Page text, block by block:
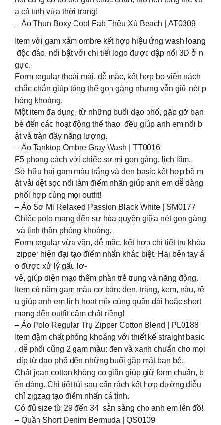
a cá tính vừa thời trang!
– Áo Thun Boxy Cool Fab Thêu Xù Beach | AT0309
Item với gam xám ombre kết hợp hiệu ứng wash loang
độc đáo, nổi bật với chi tiết logo được dập nổi 3D ở n
gực.
Form regular thoải mái, dễ mặc, kết hợp bo viền nách
chắc chắn giúp tổng thể gọn gàng nhưng vẫn giữ nét p
hóng khoáng.
Một item đa dụng, từ những buổi dạo phố, gặp gỡ bạn
bè đến các hoạt động thể thao đều giúp anh em nổi b
ật và tràn đầy năng lượng.
– Áo Tanktop Ombre Gray Wash | TT0016
F5 phong cách với chiếc sơ mi gọn gàng, lịch lãm.
Sở hữu hai gam màu trắng và đen basic kết hợp bề m
ặt vải dệt sọc nổi làm điểm nhấn giúp anh em dễ dàng
phối hợp cùng mọi outfit!
– Áo Sơ Mi Relaxed Passion Black White | SM0177
Chiếc polo mang đến sự hòa quyện giữa nét gọn gàng
và tinh thần phóng khoáng.
Form regular vừa vặn, dễ mặc, kết hợp chi tiết trụ khóa
zipper hiện đại tạo điểm nhấn khác biệt. Hai bên tay á
o được xử lý gấu lơ-
vê, giúp diện mạo thêm phần trẻ trung và năng động.
Item có năm gam màu cơ bản: đen, trắng, kem, nâu, rê
u giúp anh em linh hoạt mix cùng quần dài hoặc short
mang đến outfit đậm chất riêng!
– Áo Polo Regular Trụ Zipper Cotton Blend | PL0188
Item đậm chất phóng khoáng với thiết kế straight basic
, dễ phối cùng 2 gam màu: đen và xanh chuẩn cho mọi
dịp từ dạo phố đến những buổi gặp mặt bạn bè.
Chất jean cotton không co giãn giúp giữ form chuẩn, b
ền dáng. Chi tiết túi sau cấn rách kết hợp đường diễu
chỉ zigzag tạo điểm nhấn cá tính.
Có đủ size từ 29 đến 34 sẵn sàng cho anh em lên đồ!
– Quần Short Denim Bermuda | QS0109